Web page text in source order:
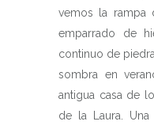
vemos la rampa
emparrado de
continuo de
sombra en
antigua casa de
de la Laura. Una